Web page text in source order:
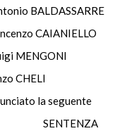
BALDASSARRE
CAIANIELLO
MENGONI
CHELI
la seguente
SENTENZA